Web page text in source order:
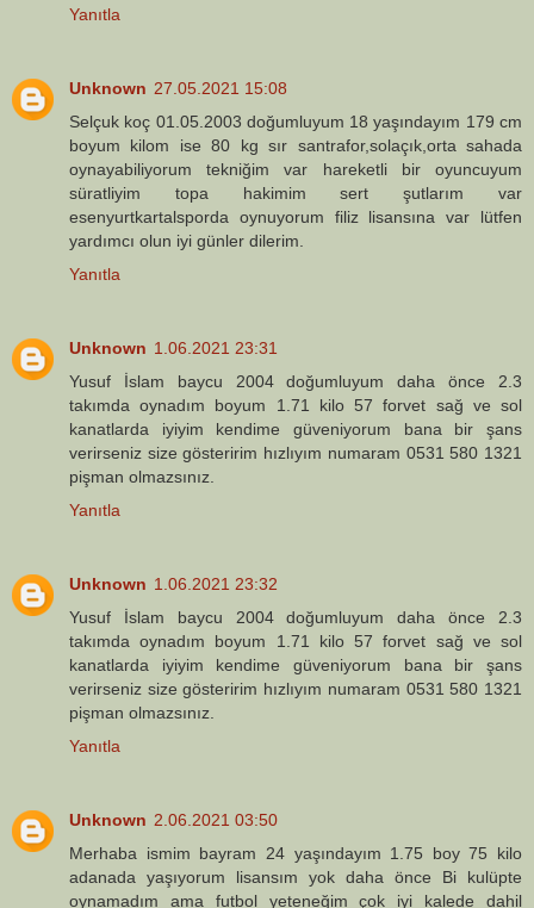
Yanıtla
Unknown 27.05.2021 15:08
Selçuk koç 01.05.2003 doğumluyum 18 yaşındayım 179 cm
boyum kilom ise 80 kg sır santrafor,solaçık,orta sahada
oynayabiliyorum tekniğim var hareketli bir oyuncuyum
süratliyim topa hakimim sert şutlarım var
esenyurtkartalsporda oynuyorum filiz lisansına var lütfen
yardımcı olun iyi günler dilerim.
Yanıtla
Unknown 1.06.2021 23:31
Yusuf İslam baycu 2004 doğumluyum daha önce 2.3
takımda oynadım boyum 1.71 kilo 57 forvet sağ ve sol
kanatlarda iyiyim kendime güveniyorum bana bir şans
verirseniz size gösteririm hızlıyım numaram 0531 580 1321
pişman olmazsınız.
Yanıtla
Unknown 1.06.2021 23:32
Yusuf İslam baycu 2004 doğumluyum daha önce 2.3
takımda oynadım boyum 1.71 kilo 57 forvet sağ ve sol
kanatlarda iyiyim kendime güveniyorum bana bir şans
verirseniz size gösteririm hızlıyım numaram 0531 580 1321
pişman olmazsınız.
Yanıtla
Unknown 2.06.2021 03:50
Merhaba ismim bayram 24 yaşındayım 1.75 boy 75 kilo
adanada yaşıyorum lisansım yok daha önce Bi kulüpte
oynamadım ama futbol yeteneğim çok iyi kalede dahil